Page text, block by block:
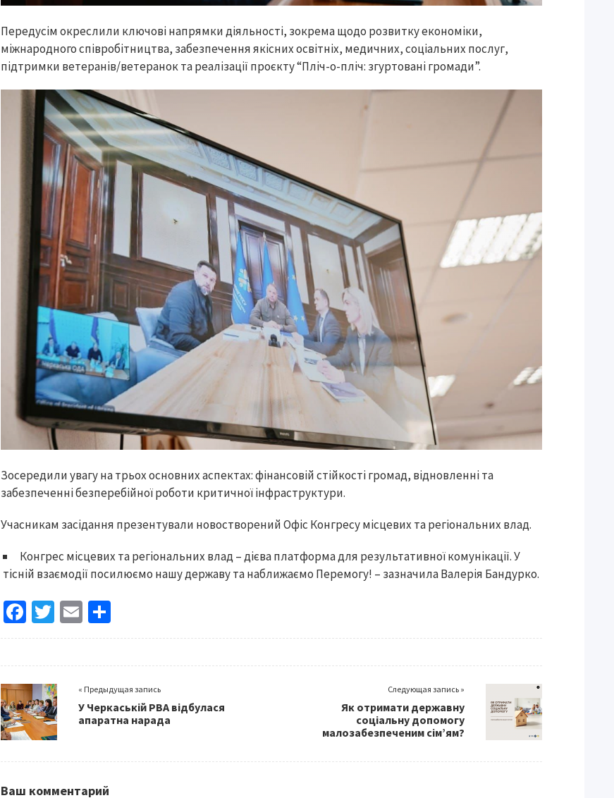
Передусім окреслили ключові напрямки діяльності, зокрема щодо розвитку економіки,
міжнародного співробітництва, забезпечення якісних освітніх, медичних, соціальних послуг,
підтримки ветеранів/ветеранок та реалізації проєкту “Пліч-о-пліч: згуртовані громади”.
Зосередили увагу на трьох основних аспектах: фінансовій стійкості громад, відновленні та
забезпеченні безперебійної роботи критичної інфраструктури.
Учасникам засідання презентували новостворений Офіс Конгресу місцевих та регіональних влад.
Конгрес місцевих та регіональних влад – дієва платформа для результативної комунікації. У
тісній взаємодії посилюємо нашу державу та наближаємо Перемогу! – зазначила Валерія Бандурко.
Fa
ce
o
o
k
T
wi
er
E
m
l
h
« Предыдущая запись
У Черкаській РВА відбулася
апаратна нарада
Следующая запись »
Як отримати державну
соціальну допомогу
малозабезпеченим сім’ям?
Ваш комментарий